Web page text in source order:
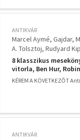
ANTIKVÁR
Marcel Aymé Gajdar
A. Tolsztoj Rudyard
8 klasszikus
vitorla, Ben Hur,
KÉREM A KÖVETKEZÕT
ANTIKVÁR